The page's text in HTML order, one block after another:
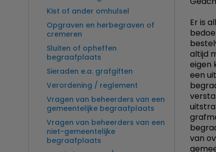
Kist of ander omhulsel
Opgraven en herbegraven of
cremeren
Sluiten of opheffen
begraafplaats
Sieraden e.a. grafgiften
Verordening / reglement
Vragen van beheerders van een
gemeentelijke begraafplaats
Vragen van beheerders van een
niet-gemeentelijke
begraafplaats
Er is
altijd
eigen
een
van